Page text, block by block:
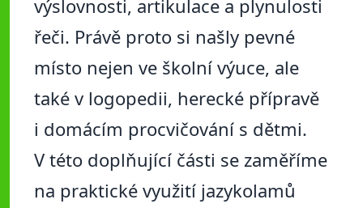
výslovnosti, artikulace a plynulosti
řeči. Právě proto si našly pevné
místo nejen ve školní výuce, ale
také v logopedii, herecké přípravě
i domácím procvičování s dětmi.
V této doplňující části se zaměříme
na praktické využití jazykolamů